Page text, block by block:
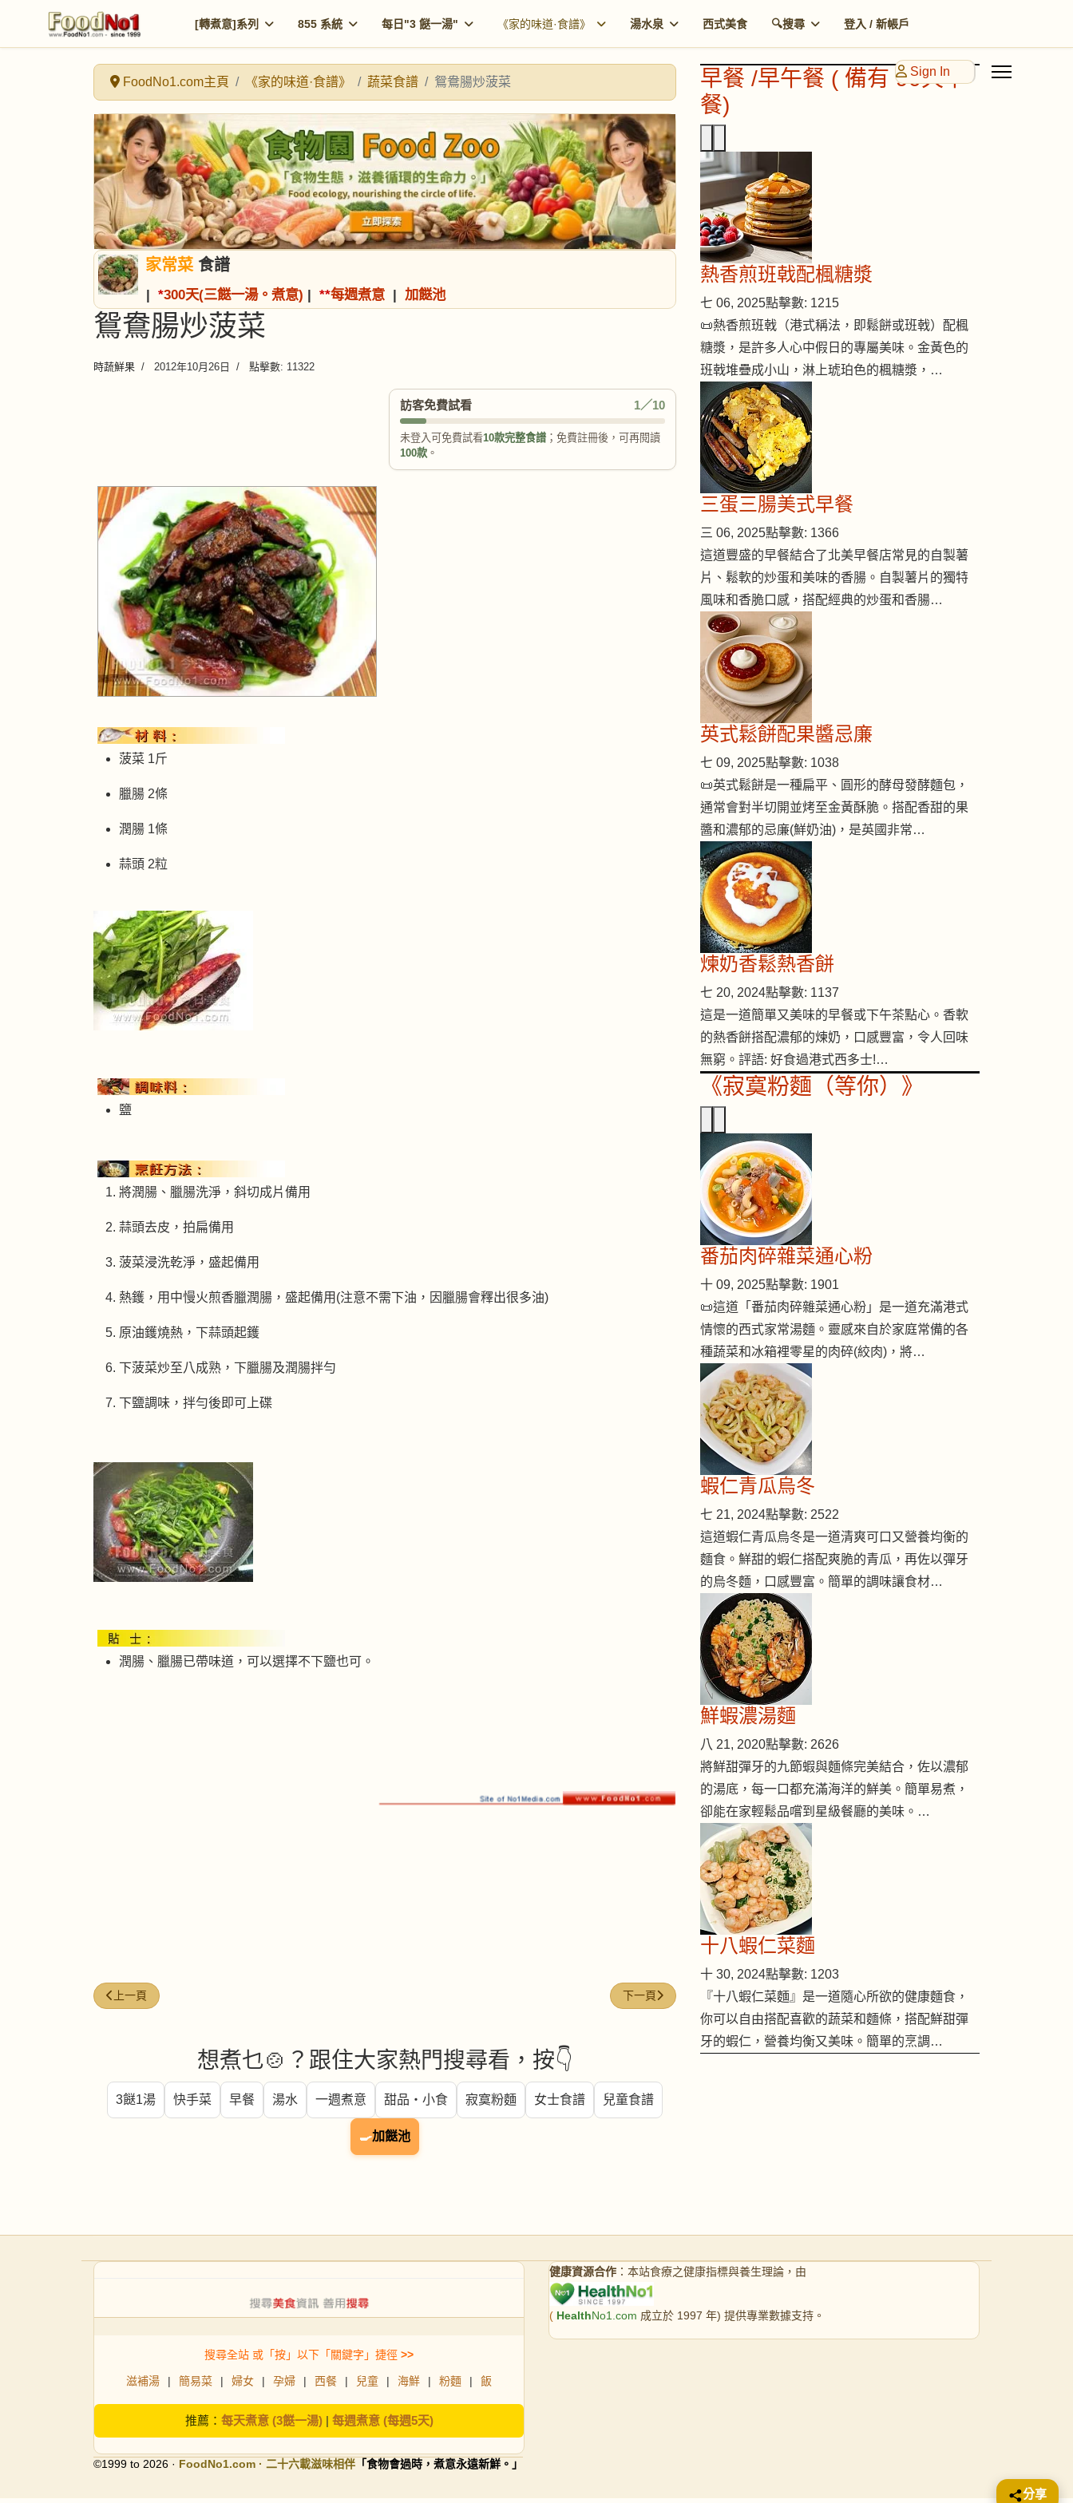
[轉煮意]系列 855 系統 每日"3 餸一湯" 《家的味道·食譜》 湯水泉 西式美食 🔍搜尋 登入 / 新帳戶
Sign In
FoodNo1.com主頁 《家的味道·食譜》 蔬菜食譜 鴛鴦腸炒菠菜
家常菜 食譜
| *300天(三餸一湯。煮意) | **每週煮意 | 加餸池
鴛鴦腸炒菠菜
時蔬鮮果 2012年10月26日 點擊數: 11322
訪客免費試看 1／10
未登入可免費試看10款完整食譜 ；免費註冊後，可再閱讀
100款 。
菠菜 1斤
臘腸 2條
潤腸 1條
蒜頭 2粒
鹽
將潤腸、臘腸洗淨，斜切成片備用
蒜頭去皮，拍扁備用
菠菜浸洗乾淨，盛起備用
熱鑊，用中慢火煎香臘潤腸，盛起備用(注意不需下油，因臘腸會釋出很多油)
原油鑊燒熱，下蒜頭起鑊
下菠菜炒至八成熟，下臘腸及潤腸拌勻
下鹽調味，拌勻後即可上碟
潤腸、臘腸已帶味道，可以選擇不下鹽也可。
上一篇文章: 黃金蒜上湯菠菜
上一頁 下一篇文章: 勝瓜雲耳炒鮮百合
下一頁
想煮乜🍲？跟住大家熱門搜尋看，按👇
3餸1湯 快手菜 早餐 湯水 一週煮意 甜品・小食 寂寞粉麵 女士食譜 兒童食譜
🍳加餸池
早餐 /早午餐 ( 備有 90天早
餐)
熱香煎班戟配楓糖漿
七 06, 2025點擊數: 1215
📜熱香煎班戟（港式稱法，即鬆餅或班戟）配楓
糖漿，是許多人心中假日的專屬美味。金黃色的
班戟堆疊成小山，淋上琥珀色的楓糖漿，…
三蛋三腸美式早餐
三 06, 2025點擊數: 1366
這道豐盛的早餐結合了北美早餐店常見的自製薯
片、鬆軟的炒蛋和美味的香腸。自製薯片的獨特
風味和香脆口感，搭配經典的炒蛋和香腸…
英式鬆餅配果醬忌廉
七 09, 2025點擊數: 1038
📜英式鬆餅是一種扁平、圓形的酵母發酵麵包，
通常會對半切開並烤至金黃酥脆。搭配香甜的果
醬和濃郁的忌廉(鮮奶油)，是英國非常…
煉奶香鬆熱香餅
七 20, 2024點擊數: 1137
這是一道簡單又美味的早餐或下午茶點心。香軟
的熱香餅搭配濃郁的煉奶，口感豐富，令人回味
無窮。評語: 好食過港式西多士!…
《寂寞粉麵（等你）》
番茄肉碎雜菜通心粉
十 09, 2025點擊數: 1901
📜這道「番茄肉碎雜菜通心粉」是一道充滿港式
情懷的西式家常湯麵。靈感來自於家庭常備的各
種蔬菜和冰箱裡零星的肉碎(絞肉)，將…
蝦仁青瓜烏冬
七 21, 2024點擊數: 2522
這道蝦仁青瓜烏冬是一道清爽可口又營養均衡的
麵食。鮮甜的蝦仁搭配爽脆的青瓜，再佐以彈牙
的烏冬麵，口感豐富。簡單的調味讓食材…
鮮蝦濃湯麵
八 21, 2020點擊數: 2626
將鮮甜彈牙的九節蝦與麵條完美結合，佐以濃郁
的湯底，每一口都充滿海洋的鮮美。簡單易煮，
卻能在家輕鬆品嚐到星級餐廳的美味。…
十八蝦仁菜麵
十 30, 2024點擊數: 1203
『十八蝦仁菜麵』是一道隨心所欲的健康麵食，
你可以自由搭配喜歡的蔬菜和麵條，搭配鮮甜彈
牙的蝦仁，營養均衡又美味。簡單的烹調…
搜尋全站 或「按」以下「關鍵字」捷徑 >>
滋補湯 | 簡易菜 | 婦女 | 孕婦 | 西餐 | 兒童 | 海鮮 | 粉麵 | 飯
推薦： 每天煮意 (3餸一湯)| 每週煮意 (每週5天)
©1999 to 2026 · FoodNo1.com · 二十六載滋味相伴 「食物會過時，煮意永遠新鮮。」
健康資源合作 ：本站食療之健康指標與養生理論，由
( HealthNo1.com 成立於 1997 年) 提供專業數據支持。
分享